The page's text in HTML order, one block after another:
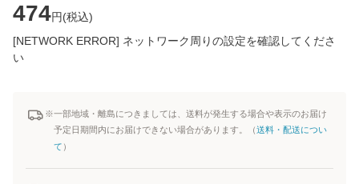
474円(税込)
[NETWORK ERROR] ネットワーク周りの設定を確認してくださ
い
※一部地域・離島につきましては、送料が発生する場合や表示のお届け
予定日期間内にお届けできない場合があります。（送料・配送につい
て ）